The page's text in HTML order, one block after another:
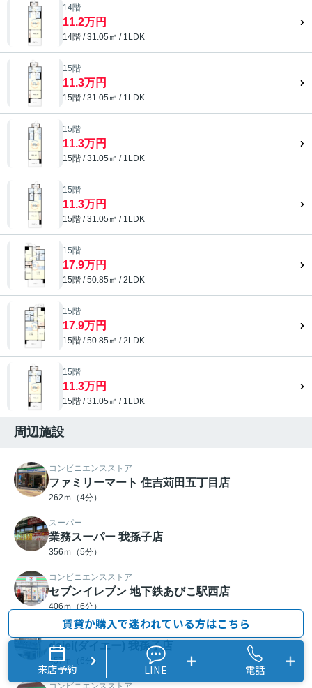
14階
11.2万円
14階 / 31.05㎡ / 1LDK
15階
11.3万円
15階 / 31.05㎡ / 1LDK
15階
11.3万円
15階 / 31.05㎡ / 1LDK
15階
11.3万円
15階 / 31.05㎡ / 1LDK
15階
17.9万円
15階 / 50.85㎡ / 2LDK
15階
17.9万円
15階 / 50.85㎡ / 2LDK
15階
11.3万円
15階 / 31.05㎡ / 1LDK
周辺施設
コンビニエンスストア
ファミリーマート 住吉苅田五丁目店
262ｍ（4分）
スーパー
業務スーパー 我孫子店
356ｍ（5分）
コンビニエンスストア
セブンイレブン 地下鉄あびこ駅西店
406ｍ（6分）
スーパー
daiei(ダイエー) 我孫子店
457ｍ（6分）
賃貸か購入で迷われている方はこちら
来店予約 LINE 電話